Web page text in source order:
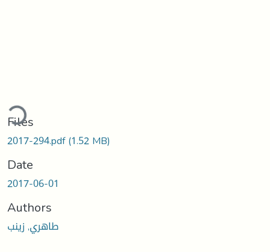
Files
2017-294.pdf(1.52 MB)
Date
2017-06-01
Authors
طاهري, زينب